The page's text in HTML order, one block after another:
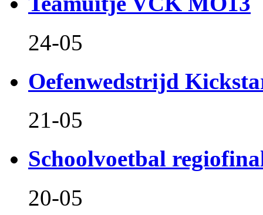
24-05
Oefenwedstrijd
21-05
Schoolvoetbal
20-05